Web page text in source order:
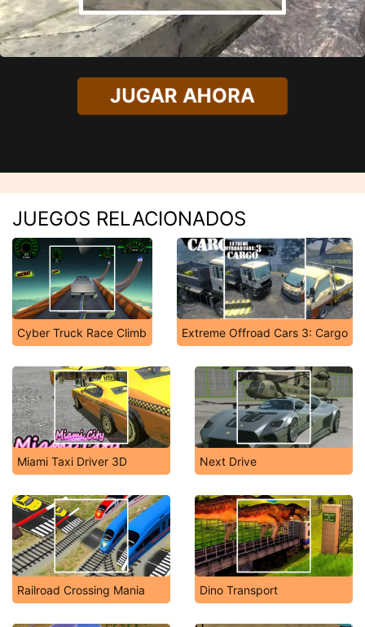
JUGAR AHORA
JUEGOS RELACIONADOS
Cyber Truck Race Climb Extreme Offroad Cars 3: Cargo
Miami Taxi Driver 3D Next Drive
Railroad Crossing Mania Dino Transport